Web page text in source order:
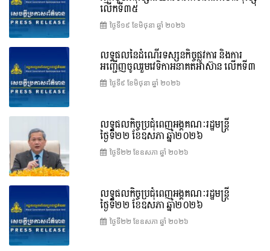
លើកទី៣៥
ថ្ងៃទី១៩ ខែ​មិថុនា ឆ្នាំ ២០២៦
លទ្ធផលនៃដំណើរទស្សនកិច្ចផ្លូវការ និងការ
អញ្ជើញចូលរួមវេទិកាអនាគតអាស៊ាន លើកទី៣
ថ្ងៃទី៩ ខែ​មិថុនា ឆ្នាំ ២០២៦
លទ្ធផលកិច្ចប្រជុំពេញអង្គគណៈរដ្ឋមន្ត្រី
ថ្ងៃទី២២ ខែឧសភា ឆ្នាំ២០២៦
ថ្ងៃទី២២ ខែ​ឧសភា ឆ្នាំ ២០២៦
លទ្ធផលកិច្ចប្រជុំពេញអង្គគណៈរដ្ឋមន្រ្តី
ថ្ងៃទី២២ ខែឧសភា ឆ្នាំ២០២៦
ថ្ងៃទី២២ ខែ​ឧសភា ឆ្នាំ ២០២៦